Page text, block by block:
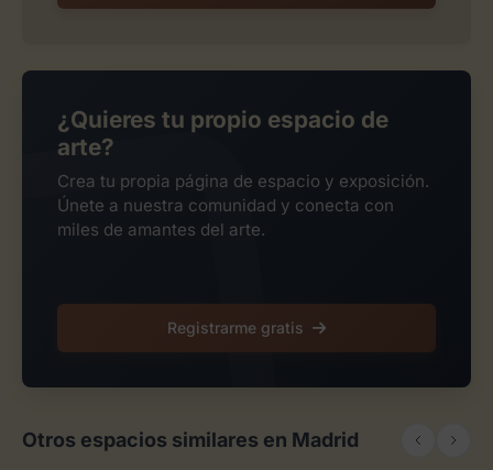
¿Quieres tu propio espacio de
arte?
Crea tu propia página de espacio y exposición.
Únete a nuestra comunidad y conecta con
miles de amantes del arte.
Registrarme gratis
Otros espacios similares en Madrid